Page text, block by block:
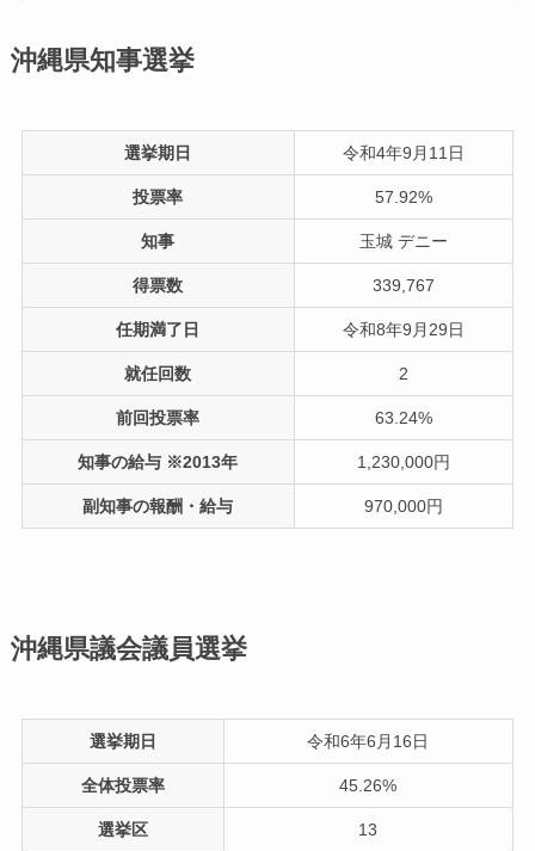
沖縄県知事選挙
選挙期日 令和4年9月11日
投票率 57.92%
知事 玉城 デニー
得票数 339,767
任期満了日 令和8年9月29日
就任回数 2
前回投票率 63.24%
知事の給与 ※2013年 1,230,000円
副知事の報酬・給与 970,000円
沖縄県議会議員選挙
選挙期日 令和6年6月16日
全体投票率 45.26%
選挙区 13